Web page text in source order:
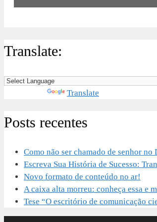
Translate:
Translate
Posts recentes
Como não ser chamado de senhor
Escreva Sua História de Sucesso:
Novo formato de conteúdo no ar!
A caixa alta morreu: conheça essa e
Tese “O escritório de comunicação